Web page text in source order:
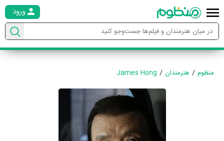
ورود
منظوم هنرمندان James Hong